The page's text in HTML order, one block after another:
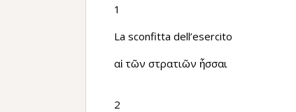
1
La sconfitta dell’esercito
αἱ τῶν στρατιῶν ἧσσαι
2